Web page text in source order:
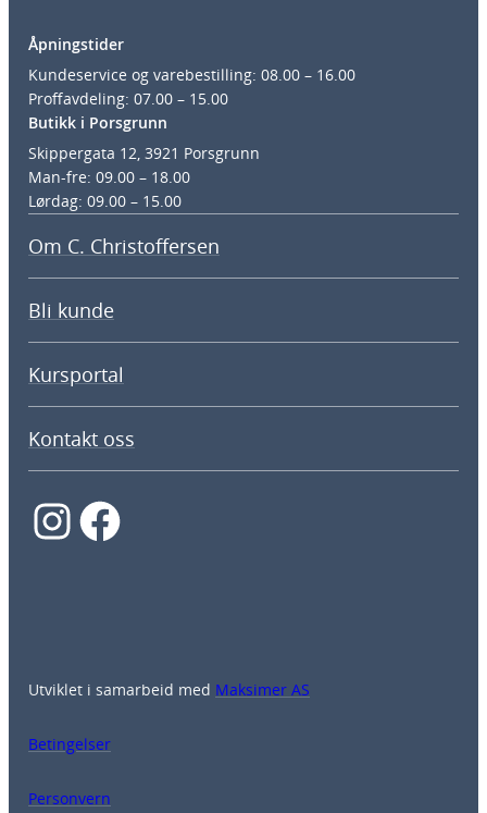
Åpningstider
Kundeservice og varebestilling: 08.00 – 16.00
Proffavdeling: 07.00 – 15.00
Butikk i Porsgrunn
Skippergata 12, 3921 Porsgrunn
Man-fre: 09.00 – 18.00
Lørdag: 09.00 – 15.00
Om C. Christoffersen
Bli kunde
Kursportal
Kontakt oss
InstagramFacebook
Utviklet i samarbeid med Maksimer AS
Betingelser
Personvern